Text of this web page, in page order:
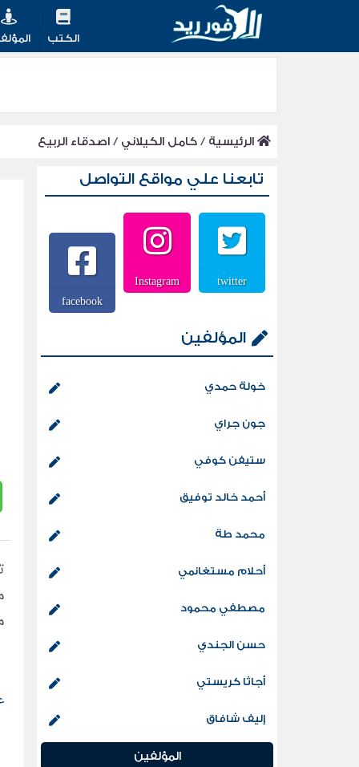
الكتب
الرئيسية /كامل الكيلاني /اصدقاء الربيع
تابعنا علي مواقع التواصل
twitter
Instagram
facebook
المؤلفين
خولة حمدي
جون جراي
ستيفن كوفي
أحمد خالد توفيق
محمد طة
أحلام مستغانمي
مصطفي محمود
حسن الجندي
أجاثا كريستي
إليف شافاق
المؤلفين